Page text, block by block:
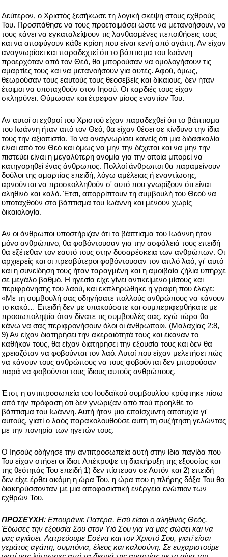
Δεύτερον, ο Χριστός ξεσήκωσε τη λογική σκέψη στους εχθρούς
Του. Προσπάθησε να τους προετοιμάσει ώστε να μετανοήσουν, να
τους κάνει να εγκαταλείψουν τις λανθασμένες πεποιθήσεις τους
και να αποφύγουν κάθε κρίση που είναι κενή από αγάπη. Αν είχαν
αναγνωρίσει και παραδεχτεί ότι το βάπτισμα του Ιωάννη
προερχόταν από τον Θεό, θα μπορούσαν να ομολογήσουν τις
αμαρτίες τους και να μετανοήσουν για αυτές. Αφού, όμως,
θεωρούσαν τους εαυτούς τους θεοσεβείς και δίκαιους, δεν ήταν
έτοιμοι να υποταχθούν στον Ιησού. Οι καρδιές τους είχαν
σκληρύνει. Θύμωσαν και έτρεφαν μίσος εναντίον Του.
Αν αυτοί οι εχθροί του Χριστού είχαν παραδεχθεί ότι το βάπτισμα
του Ιωάννη ήταν από τον Θεό, θα είχαν θέσει σε κίνδυνο την ίδια
τους την αξιοπιστία. Το να αναγνωρίσει κανείς ότι μια διδασκαλία
είναι από τον Θεό και όμως να μην την δέχεται και να μην την
πιστεύει είναι η μεγαλύτερη ανομία για την οποία μπορεί να
κατηγορηθεί ένας άνθρωπος. Πολλοί άνθρωποι θα παραμείνουν
δούλοι της αμαρτίας επειδή, λόγω αμέλειας ή εναντίωσης,
αρνούνται να προσκολληθούν σ' αυτό που γνωρίζουν ότι είναι
αληθινό και καλό. Έτσι, απορρίπτουν τη συμβουλή του Θεού να
υποταχθούν στο βάπτισμα του Ιωάννη και μένουν χωρίς
δικαιολογία.
Αν οι άνθρωποι υποστήριζαν ότι το βάπτισμα του Ιωάννη ήταν
μόνο ανθρώπινο, θα φοβόντουσαν για την ασφάλειά τους επειδή
θα εξέτεθαν τον εαυτό τους στην δυσαρέσκεια των ανθρώπων. Οι
αρχιερείς και οι πρεσβύτεροι φοβόντουσαν τον απλό λαό, γι' αυτό
και η συνείδηση τους ήταν ταραγμένη και η αμοιβαία ζήλια υπήρχε
σε μεγάλο βαθμό. Η ηγεσία είχε γίνει αντικείμενο μίσους και
περιφρόνησης του λαού, και εκπληρώθηκε η γραφή που έλεγε:
«Με τη συμβουλή σας οδηγήσατε πολλούς ανθρώπους να κάνουν
το κακό… Επειδή δεν με υπακούσατε και συμπεριφερθήκατε με
προσωποληψία όταν δίνατε τις συμβουλές σας, εγώ τώρα θα
κάνω να σας περιφρονήσουν όλοι οι άνθρωποι». (Μαλαχίας 2:8,
9) Αν είχαν διατηρήσει την ακεραιότητά τους και έκαναν το
καθήκον τους, θα είχαν διατηρήσει την εξουσία τους και δεν θα
χρειαζόταν να φοβούνται τον λαό. Αυτοί που είχαν μελετήσει πώς
να κάνουν τους ανθρώπους να τους φοβούνται δεν μπορούσαν
παρά να φοβούνται τους ίδιους αυτούς ανθρώπους.
Έτσι, η αντιπροσωπεία του Ιουδαϊκού συμβουλίου κρύφτηκε πίσω
από την πρόφαση ότι δεν γνώριζαν από πού προήλθε το
βάπτισμα του Ιωάννη. Αυτή ήταν μια επαίσχυντη αποτυχία γι'
αυτούς, γιατί ο λαός παρακολουθούσε αυτή τη συζήτηση γελώντας
με την πονηρία των ηγετών τους.
Ο Ιησούς οδήγησε την αντιπροσωπεία αυτή στην ίδια παγίδα που
Του είχαν στήσει οι ίδιοι. Απέκρυψε τη διακήρυξη της εξουσίας και
της θεότητάς Του επειδή 1) δεν πίστευαν σε Αυτόν και 2) επειδή
δεν είχε έρθει ακόμη η ώρα Του, η ώρα που η πλήρης δόξα Του θα
διακηρύσσονταν με μια αποφασιστική ενέργεια ενώπιον των
εχθρών Του.
ΠΡΟΣΕΥΧΗ: Επουράνιε Πατέρα, Εσύ είσαι ο αληθινός Θεός.
Έδωσες την εξουσία Σου στον Υιό Σου για να μας σώσει και να
μας αγιάσει. Λατρεύουμε Εσένα και τον Χριστό Σου, γιατί είσαι
γεμάτος αγάπη, συμπόνια, έλεος και καλοσύνη. Σε ευχαριστούμε